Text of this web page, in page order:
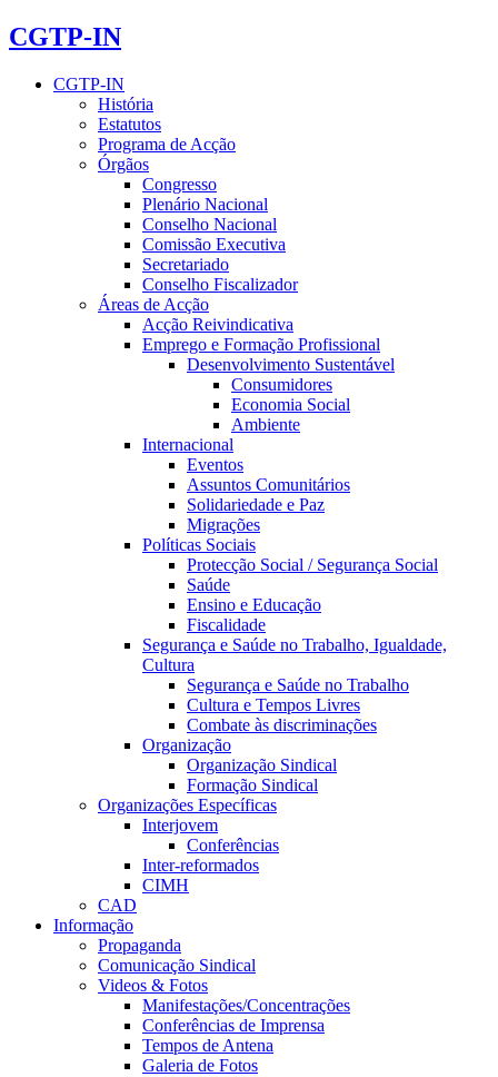
CGTP-IN
CGTP-IN
História
Estatutos
Programa de Acção
Órgãos
Congresso
Plenário Nacional
Conselho Nacional
Comissão Executiva
Secretariado
Conselho Fiscalizador
Áreas de Acção
Acção Reivindicativa
Emprego e Formação Profissional
Desenvolvimento Sustentável
Consumidores
Economia Social
Ambiente
Internacional
Eventos
Assuntos Comunitários
Solidariedade e Paz
Migrações
Políticas Sociais
Protecção Social / Segurança Social
Saúde
Ensino e Educação
Fiscalidade
Segurança e Saúde no Trabalho, Igualdade,
Cultura
Segurança e Saúde no Trabalho
Cultura e Tempos Livres
Combate às discriminações
Organização
Organização Sindical
Formação Sindical
Organizações Específicas
Interjovem
Conferências
Inter-reformados
CIMH
CAD
Informação
Propaganda
Comunicação Sindical
Videos & Fotos
Manifestações/Concentrações
Conferências de Imprensa
Tempos de Antena
Galeria de Fotos